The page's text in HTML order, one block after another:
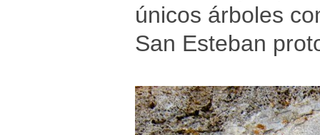
únicos árboles
San Esteban